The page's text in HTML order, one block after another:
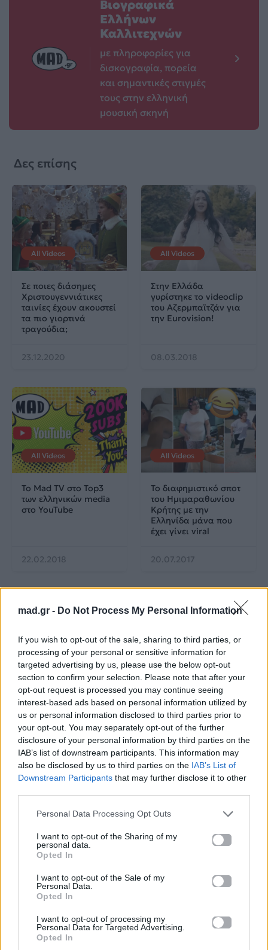
mad.gr - Do Not Process My Personal Information
If you wish to opt-out of the sale, sharing to third parties, or
processing of your personal or sensitive information for
targeted advertising by us, please use the below opt-out
section to confirm your selection. Please note that after your
opt-out request is processed you may continue seeing
interest-based ads based on personal information utilized by
us or personal information disclosed to third parties prior to
your opt-out. You may separately opt-out of the further
disclosure of your personal information by third parties on the
IAB’s list of downstream participants. This information may
also be disclosed by us to third parties on the IAB’s List of
Downstream Participants that may further disclose it to other
Personal Data Processing Opt Outs
I want to opt-out of the Sharing of my
personal data.
Opted In
I want to opt-out of the Sale of my
Personal Data.
Opted In
I want to opt-out of processing my
Personal Data for Targeted Advertising.
Opted In
Βιογραφικά
Ελλήνων
Καλλιτεχνών
με πληροφορίες για
δισκογραφία, πορεία
και σημαντικές στιγμές
τους στην ελληνική
μουσική σκηνή
Δες επίσης
All Videos
Σε ποιες διάσημες
Χριστουγεννιάτικες
ταινίες έχουν ακουστεί
τα πιο γιορτινά
τραγούδια;
23.12.2020
All Videos
Στην Ελλάδα
γυρίστηκε το videoclip
του Αζερμπαϊτζάν για
την Eurovision!
08.03.2018
All Videos
Το Mad TV στο Top3
των ελληνικών media
στο YouTube
22.02.2018
All Videos
Το διαφημιστικό σποτ
του Ημιμαραθωνίου
Κρήτης με την
Eλληνίδα μάνα που
έχει γίνει viral
20.07.2017
All Videos
Ο Σπύρος Σαμοΐλης
κάνει push ups!
29.06.2017
All Videos
Survivor: Σάλος με το
βίντεο από το
αγώνισμα της
Κυριακής – Υπήρξε
παραβίαση κανόνων;
26.06.2017
All Videos
H διπλή γκάφα του
Ντάνου στο Survivor
που δεν πρόσεξε
(σχεδόν) κανείς!
και κατάφερε να
αποδράσει.